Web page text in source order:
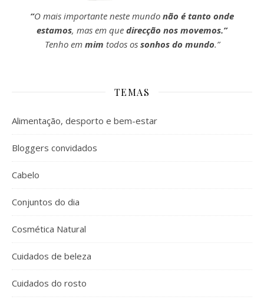
“O mais importante neste mundo não é tanto onde
estamos, mas em que direcção nos movemos.”
Tenho em mim todos ossonhos do mundo.”
TEMAS
Alimentação, desporto e bem-estar
Bloggers convidados
Cabelo
Conjuntos do dia
Cosmética Natural
Cuidados de beleza
Cuidados do rosto